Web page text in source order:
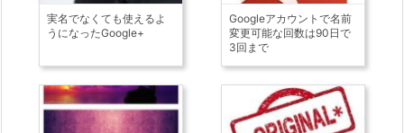
実名でなくても使えるよ
うになったGoogle+
Googleアカウントで名前
変更可能な回数は90日で
3回まで